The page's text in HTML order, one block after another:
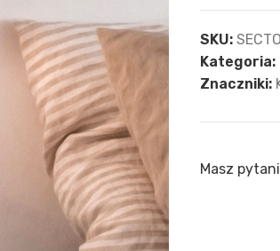
SKU:
Kategoria:
Znaczniki:
Masz